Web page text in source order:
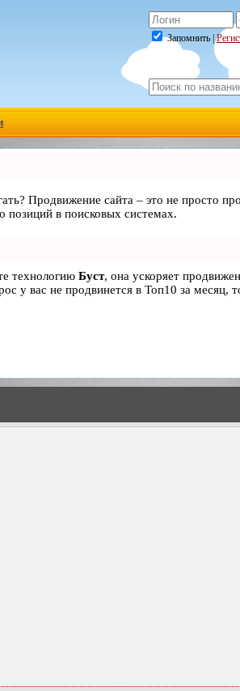
Запомнить |
Продвижение сайта – это не просто
позиций в поисковых системах.
технологию Буст, она ускоряет
у вас не продвинется в Топ10 за месяц,